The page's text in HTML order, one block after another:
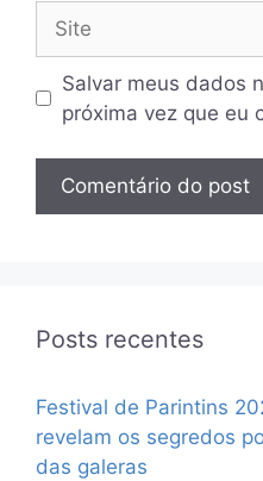
Salvar meus dados
próxima vez que eu
Posts recentes
Festival de Parintins
revelam os segredos
das galeras